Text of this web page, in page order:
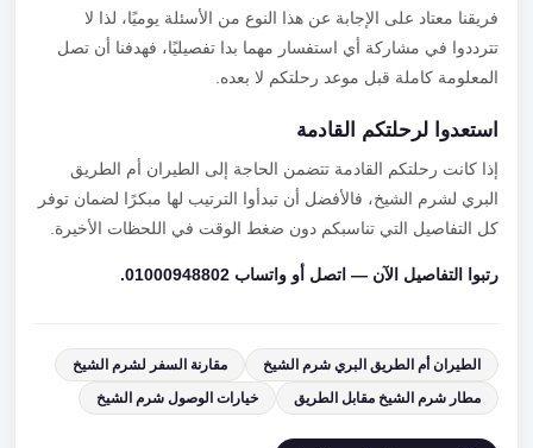
فريقنا معتاد على الإجابة عن هذا النوع من الأسئلة يوميًا، لذا لا
تترددوا في مشاركة أي استفسار مهما بدا تفصيليًا، فهدفنا أن تصل
المعلومة كاملة قبل موعد رحلتكم لا بعده.
استعدوا لرحلتكم القادمة
إذا كانت رحلتكم القادمة تتضمن الحاجة إلى الطيران أم الطريق
البري لشرم الشيخ، فالأفضل أن تبدأوا الترتيب لها مبكرًا لضمان توفر
كل التفاصيل التي تناسبكم دون ضغط الوقت في اللحظات الأخيرة.
رتبوا التفاصيل الآن — اتصل أو واتساب 01000948802.
الطيران أم الطريق البري شرم الشيخ
مقارنة السفر لشرم الشيخ
مطار شرم الشيخ مقابل الطريق
خيارات الوصول شرم الشيخ